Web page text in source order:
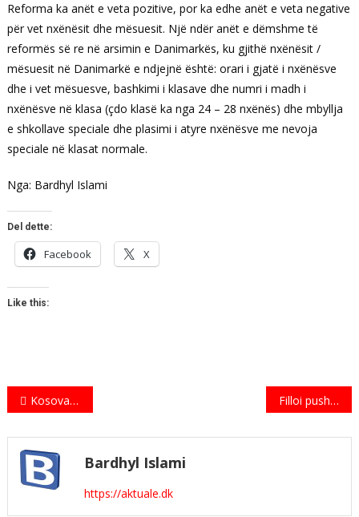
Reforma ka anët e veta pozitive, por ka edhe anët e veta negative
për vet nxënësit dhe mësuesit. Një ndër anët e dëmshme të
reformës së re në arsimin e Danimarkës, ku gjithë nxënësit /
mësuesit në Danimarkë e ndjejnë është: orari i gjatë i nxënësve
dhe i vet mësuesve, bashkimi i klasave dhe numri i madh i
nxënësve në klasa (çdo klasë ka nga 24 – 28 nxënës) dhe mbyllja
e shkollave speciale dhe plasimi i atyre nxënësve me nevoja
speciale në klasat normale.
Nga: Bardhyl Islami
Del dette:
Facebook X
Like this:
Indlægsnavigation
Kosova vs Zajednica Filloi pushimi i krishtlindjes dhe i vitit të ri në Danimarkë
Bardhyl Islami
https://aktuale.dk